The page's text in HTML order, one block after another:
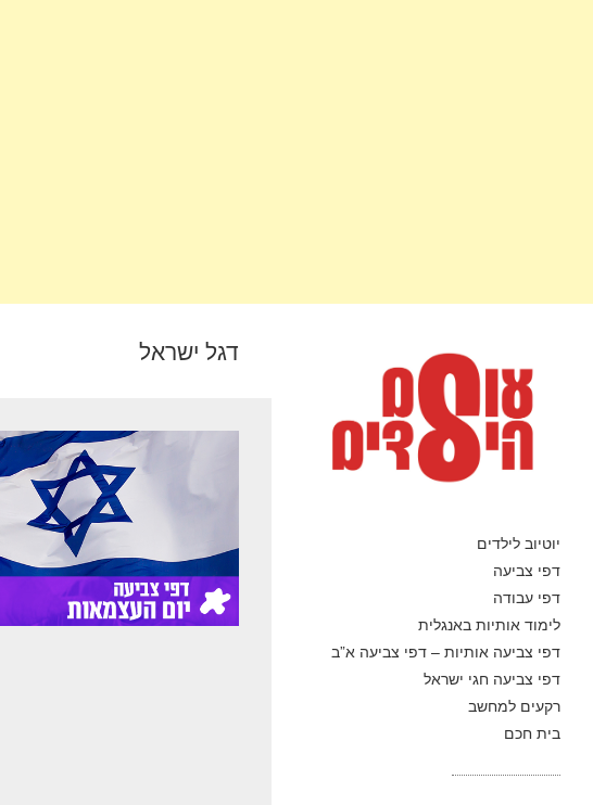
יוטיוב לילדים
דפי צביעה
דפי עבודה
לימוד אותיות באנגלית
דפי צביעה אותיות – דפי צביעה א”ב
דפי צביעה חגי ישראל
רקעים למחשב
בית חכם
דגל ישראל